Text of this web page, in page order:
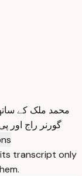
محمد ملک کے
گورنر راج اور
transcript only